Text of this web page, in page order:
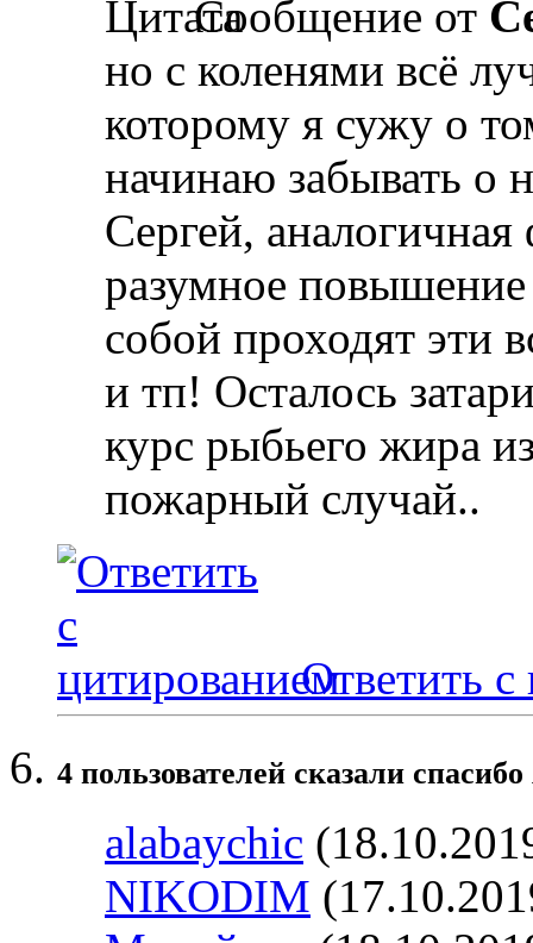
Сообщение от
но с коленями всё
которому я сужу о
начинаю забывать о
Сергей,
разумное повышение
собой проходят эти
и тп! Осталось
курс рыбьего жира
пожарный случай..
Ответить с
4 пользователей сказали
alabaychic
NIKODIM